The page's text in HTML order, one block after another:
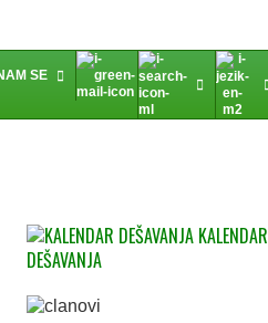
SE
KALENDAR
DEŠAVANJA